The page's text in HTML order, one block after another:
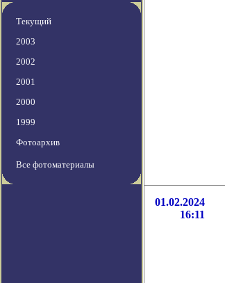
Текущий
2003
2002
2001
2000
1999
Фотоархив
Все фотоматериалы
01.02.2024
16:11